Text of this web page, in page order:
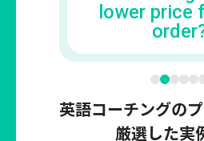
We need to
quick
英語コーチングの
厳選した実